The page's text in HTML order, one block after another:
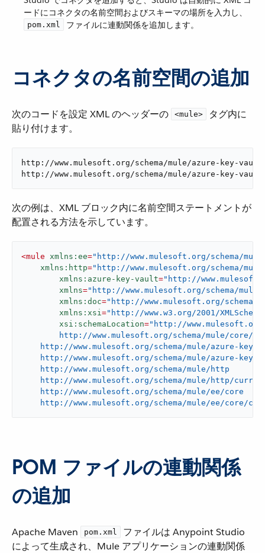
ードにコネクタの名前空間およびスキーマの場所を入力し、​
pom.xml ​ ファイルに連動関係を追加します。
コネクタの名前空間の追加
次のコードを設定 XML のヘッダーの ​ <mule>
​ タグ内に
貼り付けます。
http://www.mulesoft.org/schema/mule/azure-key-vault
http://www.mulesoft.org/schema/mule/azure-key-
次の例は、XML ブロック内に名前空間ステートメントが
配置される方法を示しています。
<mule xmlns:ee="http://www.mulesoft.org/schema/
xmlns:http="http://www.mulesoft.org/schema/
xmlns:azure-key-vault="http://
xmlns="http://www.mulesoft.org/schema/mule/
xmlns:doc="http://www.mulesoft.org/schema/
xmlns:xsi="http://www.w3.org/2001/
xsi:schemaLocation="http://www.mulesoft.org/
http://www.mulesoft.org/schema/mule/azure-key-
http://www.mulesoft.org/schema/mule/azure-key-
    http://www.mulesoft.org/schema/mule/http
http://www.mulesoft.org/schema/mule/http/
    http://www.mulesoft.org/schema/mule/ee/core
http://www.mulesoft.org/schema/mule/ee/core/
POM ファイルの連動関係
の追加
Apache Maven ​ pom.xml
​ ファイルは Anypoint Studio
によって生成され、Mule アプリケーションの連動関係